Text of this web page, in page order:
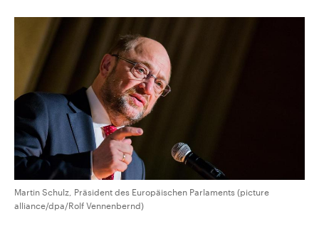
Martin Schulz, Präsident des Europäischen Parlaments (picture
alliance/dpa/Rolf Vennenbernd)